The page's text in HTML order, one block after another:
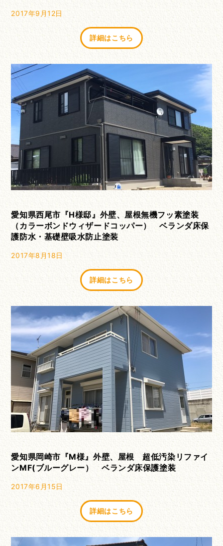
2017年9月12日
詳細はこちら
愛知県西尾市『H様邸』外壁、屋根無機フッ素塗装
（カラーボンドウィザードコッパー） ベランダ床保
護防水・基礎壁吸水防止塗装
2017年8月18日
詳細はこちら
愛知県岡崎市『Ⅿ様』外壁、屋根 超低汚染リファイ
ンMF(ブルーグレー） ベランダ床保護塗装
2017年6月15日
詳細はこちら